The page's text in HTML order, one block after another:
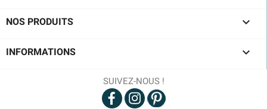
NOS PRODUITS 
INFORMATIONS 
SUIVEZ-NOUS !